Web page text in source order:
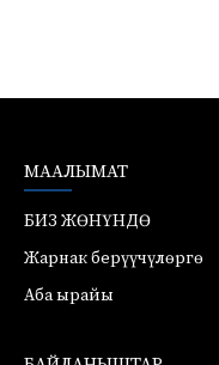
МААЛЫМАТ
БИЗ ЖӨНҮНДӨ
Жарнак берүүчүлөргө
Аба ырайы